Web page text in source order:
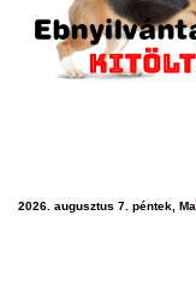
2026. augusztus 7. péntek, Ma